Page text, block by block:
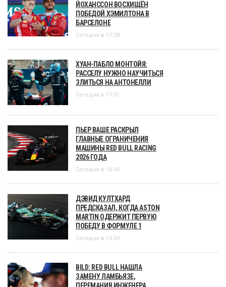
ЙОХАНССОН ВОСХИЩЁН
ПОБЕДОЙ ХЭМИЛТОНА В
БАРСЕЛОНЕ
Сегодня в 17:58
ХУАН-ПАБЛО МОНТОЙЯ:
РАССЕЛУ НУЖНО НАУЧИТЬСЯ
ЗЛИТЬСЯ НА АНТОНЕЛЛИ
Сегодня в 17:01
ПЬЕР ВАШЕ РАСКРЫЛ
ГЛАВНЫЕ ОГРАНИЧЕНИЯ
МАШИНЫ RED BULL RACING
2026 ГОДА
Сегодня в 16:05
ДЭВИД КУЛТХАРД
ПРЕДСКАЗАЛ, КОГДА ASTON
MARTIN ОДЕРЖИТ ПЕРВУЮ
ПОБЕДУ В ФОРМУЛЕ 1
Сегодня в 15:09
BILD: RED BULL НАШЛА
ЗАМЕНУ ЛАМБЬЯЗЕ,